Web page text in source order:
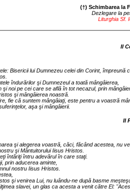
(†) Schimbarea la
Dezlegare la
Liturghia Sf.
II
Bisericii lui Dumnezeu celei din Corint, împreună
îndurărilor şi Dumnezeul a toată mângâierea,
noi pe cei care se află în tot necazul, prin
şi mângâierea noastră.
fie că suntem mângâiaţi, este pentru a voastră
aşa şi mângâierii.
II
şi alegerea voastră, căci, făcând acestea, nu
şi Mântuitorului Iisus Hristos.
întăriţi întru adevărul în care staţi.
prin aducerea aminte,
nostru Iisus Hristos.
şi venirea Lui, nu luându-ne după basme
slavei, un glas ca acesta a venit către El: